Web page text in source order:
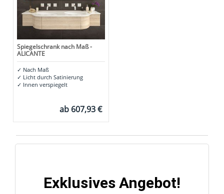
Spiegelschrank nach Maß -
ALICANTE
✓ Nach Maß
✓ Licht durch Satinierung
✓ Innen verspiegelt
ab 607,93 €
Exklusives Angebot!